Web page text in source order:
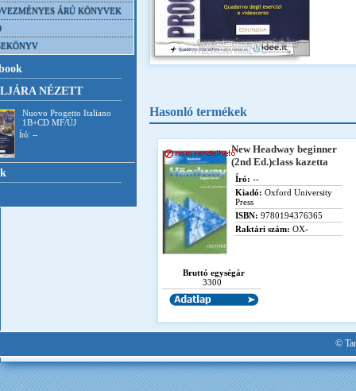
ÁRÚ KÖNYVEK
NÉZETT
Nuovo Progetto Italiano
1B+CD MF/ÚJ
Író: --
Hasonló termékek
New Headway beginner
(2nd Ed.)class kazetta
Író: --
Kiadó: Oxford University
Press
ISBN: 9780194376365
Raktári szám: OX-
Bruttó egységár
3300
©